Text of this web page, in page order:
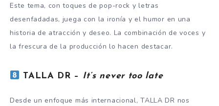
Este tema, con toques de pop-rock y letras
desenfadadas, juega con la ironía y el humor en una
historia de atracción y deseo. La combinación de voces y
la frescura de la producción lo hacen destacar.
TALLA DR – It’s never too late
Desde un enfoque más internacional, TALLA DR nos